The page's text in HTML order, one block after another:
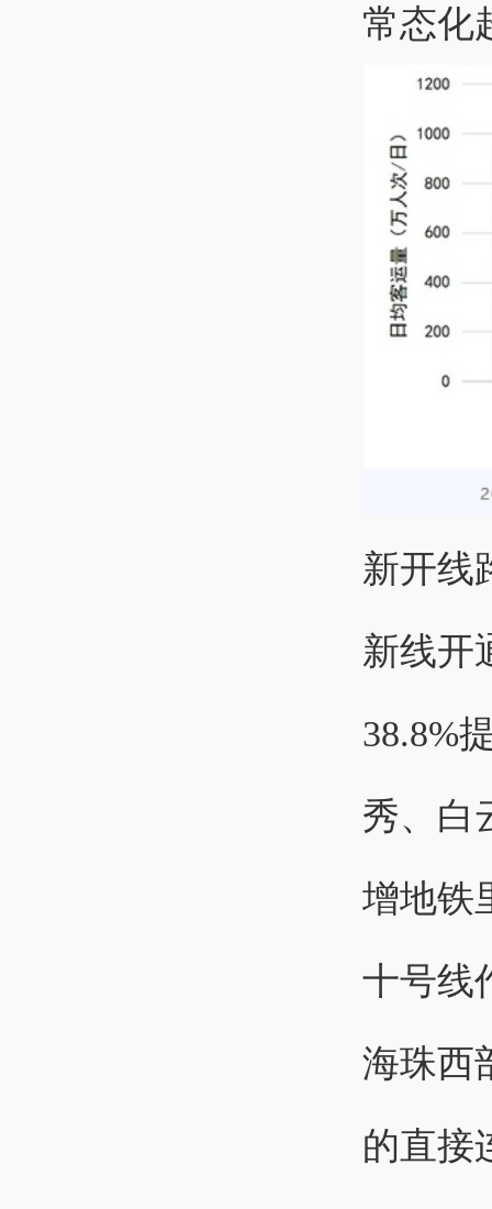
常态化
新开线
新线开
38.8%
秀、白
增地铁
十号线
海珠西
的直接